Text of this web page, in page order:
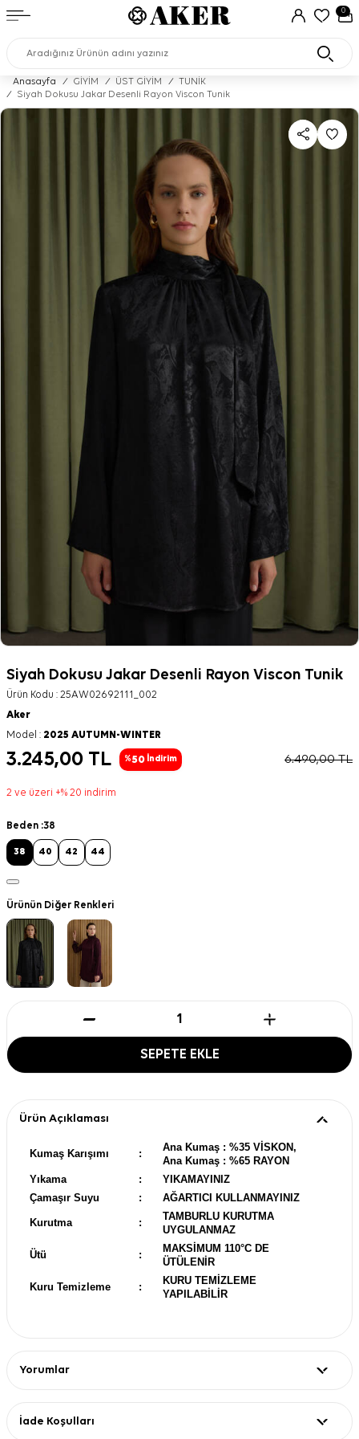
0
Anasayfa / GİYİM / ÜST GİYİM /
TUNİK
/
Siyah Dokusu Jakar Desenli Rayon Viscon Tunik
Siyah Dokusu Jakar Desenli Rayon Viscon Tunik
Ürün Kodu : 25AW02692111_002
Aker
Model : 2025 AUTUMN-WINTER
3.245,00 TL %50 İndirim 6.490,00TL
2 ve üzeri +% 20 indirim
Beden :38
38 40 42 44
Ürünün Diğer Renkleri
SEPETE EKLE
Ürün Açıklaması
Kumaş Karışımı :
Ana Kumaş : %35 VİSKON,
Ana Kumaş : %65 RAYON
Yıkama
:
YIKAMAYINIZ
Çamaşır Suyu
: AĞARTICI KULLANMAYINIZ
Kurutma :
TAMBURLU KURUTMA
UYGULANMAZ
Ütü :
MAKSİMUM 110°C DE
ÜTÜLENİR
Kuru Temizleme :
KURU TEMİZLEME
YAPILABİLİR
Yorumlar
İade Koşulları